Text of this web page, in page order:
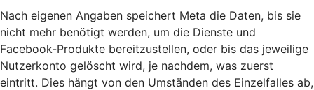
Nach eigenen Angaben speichert Meta die Daten, bis sie
nicht mehr benötigt werden, um die Dienste und
Facebook-Produkte bereitzustellen, oder bis das jeweilige
Nutzerkonto gelöscht wird, je nachdem, was zuerst
eintritt. Dies hängt von den Umständen des Einzelfalles ab,